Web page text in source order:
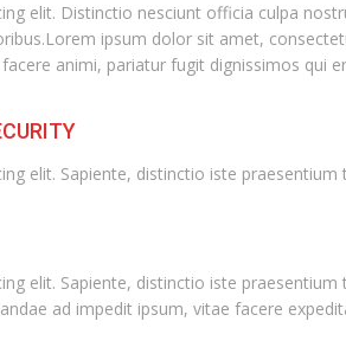
elit. Distinctio nesciunt officia culpa
ipsum dolor sit amet,
animi, pariatur fugit dignissimos qui
elit. Sapiente, distinctio iste
elit. Sapiente, distinctio iste
ad impedit ipsum, vitae facere